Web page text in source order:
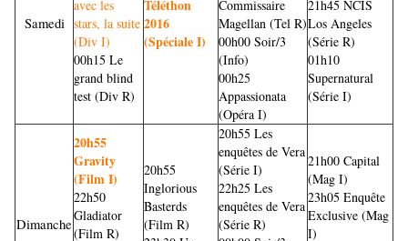
Samedi
avec les
stars, la suite
(Div I)
00h15 Le
grand blind
test (Div R)
Téléthon
2016
(Spéciale I)
Commissaire
Magellan (Tel R)
00h00 Soir/3
(Info)
00h25
Appassionata
(Opéra I)
21h45 NCIS
Los Angeles
(Série R)
01h10
Supernatural
(Série I)
Dimanche
20h55
Gravity
(Film I)
22h50
Gladiator
(Film R)
20h55
Inglorious
Basterds
(Film R)
20h55 Les
enquêtes de Vera
(Série I)
22h25 Les
enquêtes de Vera
(Série R)
21h00 Capital
(Mag I)
23h05 Enquête
Exclusive (Mag
I)